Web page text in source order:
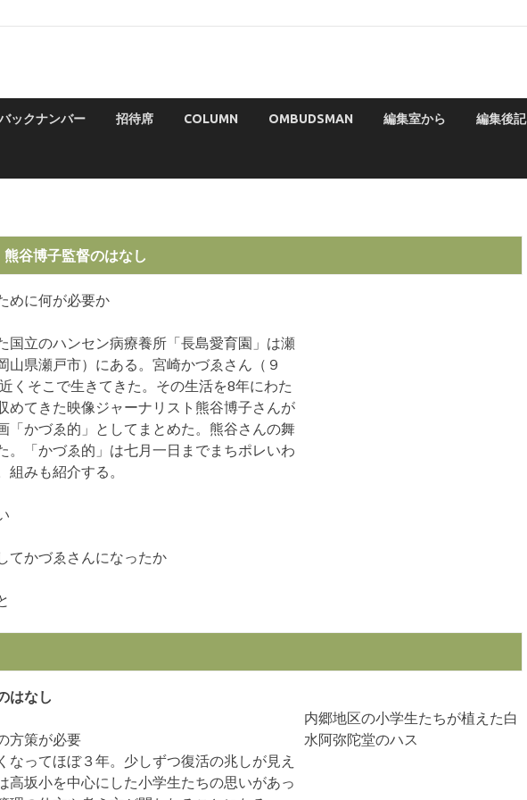
聞
ックナンバー 招待席 COLUMN OMBUDSMAN 編集室から 編集後記
谷博子監督のはなし
めに何が必要か
国立のハンセン病療養所「長島愛育園」は瀬
山県瀬戸市）にある。宮崎かづゑさん（９
くそこで生きてきた。その生活を8年にわた
めてきた映像ジャーナリスト熊谷博子さんが
「かづゑ的」としてまとめた。熊谷さんの舞
。「かづゑ的」は七月一日までまちポレいわ
組みも紹介する。
てかづゑさんになったか
はなし
方策が必要
なってほぼ３年。少しずつ復活の兆しが見え
高坂小を中心にした小学生たちの思いがあっ
内郷地区の小学生たちが植えた白
水阿弥陀堂のハス